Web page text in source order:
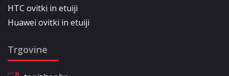
HTC ovitki in etuiji
Huawei ovitki in etuiji
Trgovine